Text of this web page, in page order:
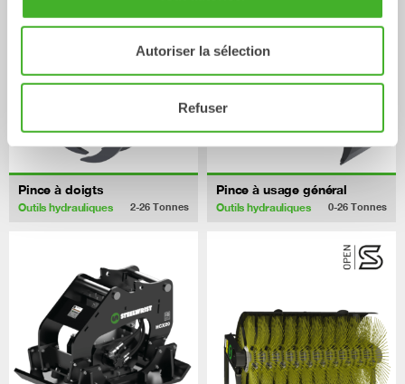
Autoriser la sélection
Refuser
Pince à doigts
Outils hydrauliques 2-26 Tonnes
Pince à usage général
Outils hydrauliques 0-26 Tonnes